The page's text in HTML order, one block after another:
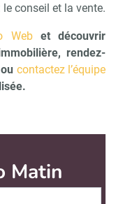
conseil et la vente.
Webet découvrir
rendez-
contactez l’équipe
Matin